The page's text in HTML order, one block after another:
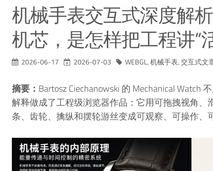
机械手表交互式深度解
机芯，是怎样把工程讲“
2026-06-17 2026-07-03 WEBGL,机械手表,交互式文
摘要： Bartosz Ciechanowski 的 Mechanical Watch
解释做成了工程级浏览器作品：它用可拖拽视角
条、齿轮、擒纵和摆轮游丝变成可观察、可操作、